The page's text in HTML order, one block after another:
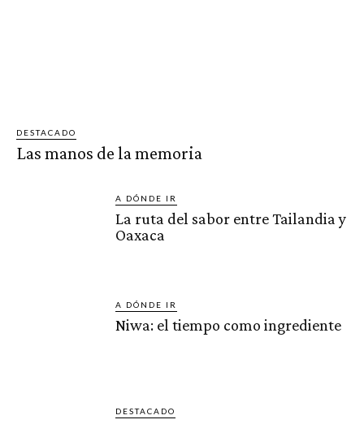
DESTACADO
Las manos de la memoria
A DÓNDE IR
La ruta del sabor entre Tailandia y
Oaxaca
A DÓNDE IR
Niwa: el tiempo como ingrediente
DESTACADO